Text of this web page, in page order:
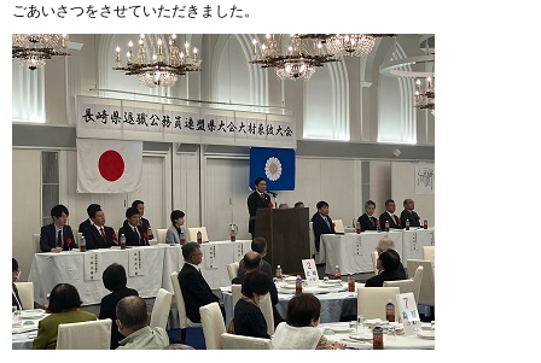
ごあいさつをさせていただきました。